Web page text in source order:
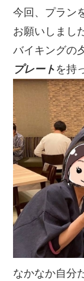
今回、プラン
お願いしまし
バイキングの
プレート を持
なかなか自分